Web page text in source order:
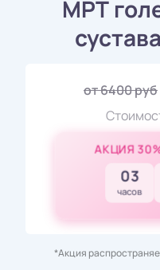
МРТ
от 6400 руб
АКЦИЯ
03
часов
*Акция